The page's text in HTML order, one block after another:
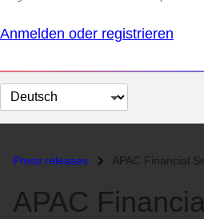
Anmelden oder registrieren
Sprache
auswählen
Press releases APAC Financial Services
APAC